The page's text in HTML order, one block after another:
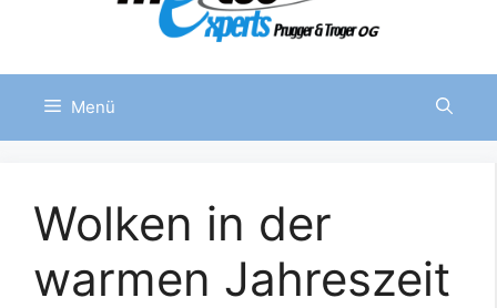
Menü
Wolken in der
warmen Jahreszeit